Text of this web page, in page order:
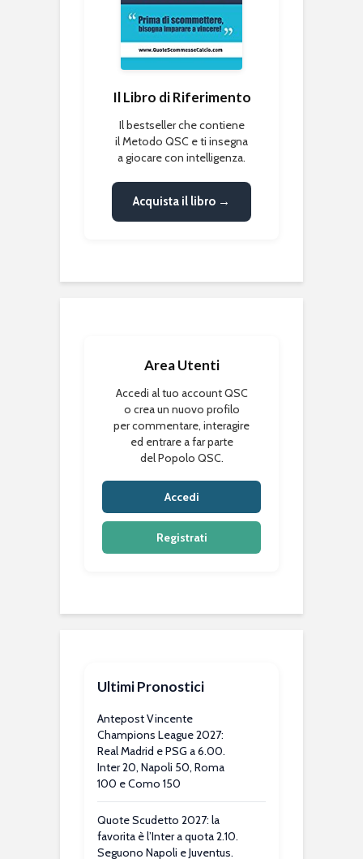
Il Libro di Riferimento
Il bestseller che contiene
il Metodo QSC e ti insegna
a giocare con intelligenza.
Acquista il libro →
Area Utenti
Accedi al tuo account QSC
o crea un nuovo profilo
per commentare, interagire
ed entrare a far parte
del Popolo QSC.
Accedi
Registrati
Ultimi Pronostici
Antepost Vincente
Champions League 2027:
Real Madrid e PSG a 6.00.
Inter 20, Napoli 50, Roma
100 e Como 150
Quote Scudetto 2027: la
favorita è l’Inter a quota 2.10.
Seguono Napoli e Juventus.